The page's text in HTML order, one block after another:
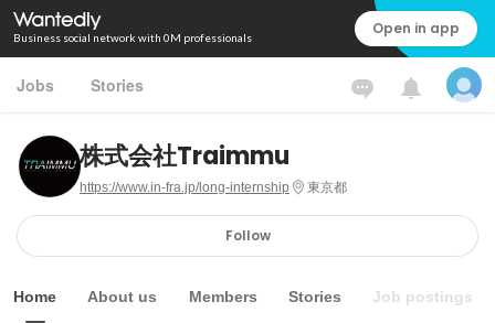
Business social network with 0M professionals Open in app
Jobs Stories
株式会社Traimmu
https://www.in-fra.jp/long-internship 東京都
Follow
Home About us Members Stories Job postings